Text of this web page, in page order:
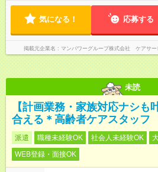
気になる！ 応募する
掲載元企業名 マンパワーグループ株式会社 ケアサ
未読
【計画業務・家族対応ナシも
合える＊高齢者ケアスタッフ
派遣 職種未経験OK 社会人未経験OK
WEB登録・面接OK